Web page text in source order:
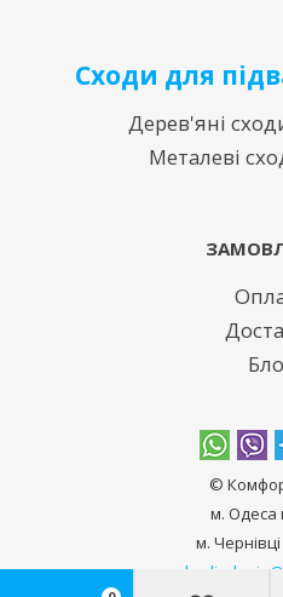
Сходи для
Дерев'яні
Металеві
©
м. Одеса
м.